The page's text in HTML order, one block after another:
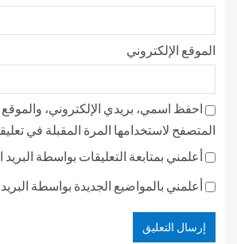
الموقع الإلكتروني
احفظ اسمي، بريدي الإلكتروني، والموقع
المتصفح لاستخدامها المرة المقبلة في
أعلمني بمتابعة التعليقات بواسطة البريد
أعلمني بالمواضيع الجديدة بواسطة البريد